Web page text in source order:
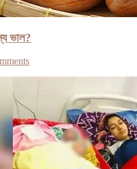
ভাল?